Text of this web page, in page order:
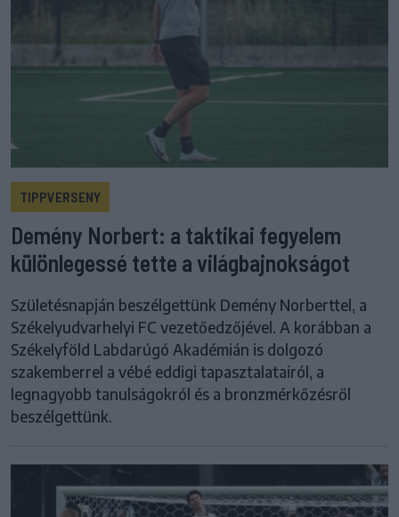
TIPPVERSENY
Demény Norbert: a taktikai fegyelem
különlegessé tette a világbajnokságot
Születésnapján beszélgettünk Demény Norberttel, a
Székelyudvarhelyi FC vezetőedzőjével. A korábban a
Székelyföld Labdarúgó Akadémián is dolgozó
szakemberrel a vébé eddigi tapasztalatairól, a
legnagyobb tanulságokról és a bronzmérkőzésről
beszélgettünk.